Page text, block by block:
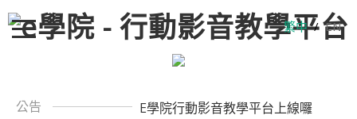
繁中 / EN
公告 E學院行動影音教學平台上線囉